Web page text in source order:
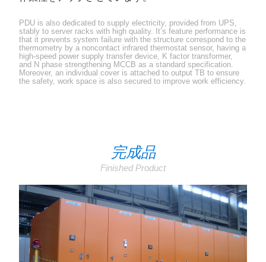
PDU is also dedicated to supply electricity, provided from UPS,
stably to server racks with high quality. It’s feature performance is
that it prevents system failure with the structure correspond to the
thermometry by a noncontact infrared thermostat sensor, having a
high-speed power supply transfer device, K factor transformer,
and N phase strengthening MCCB as a standard specification.
Moreover, an individual cover is attached to output TB to ensure
the safety, work space is also secured to improve work efficiency.
完成品
Finished Product